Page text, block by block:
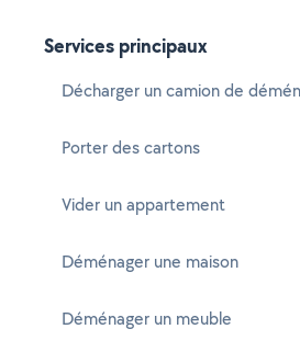
Services principaux
Décharger un camion de
Porter des cartons
Vider un appartement
Déménager une maison
Déménager un meuble